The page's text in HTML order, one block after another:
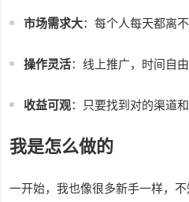
市场需求大：每个人每天都离
操作灵活：线上推广，时间自由
收益可观：只要找到对的渠道
我是怎么做的
一开始，我也像很多新手一样，